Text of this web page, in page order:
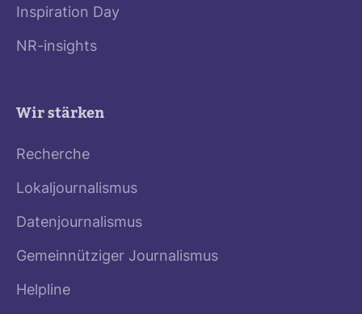
Inspiration Day
NR-insights
Wir stärken
Recherche
Lokaljournalismus
Datenjournalismus
Gemeinnütziger Journalismus
Helpline